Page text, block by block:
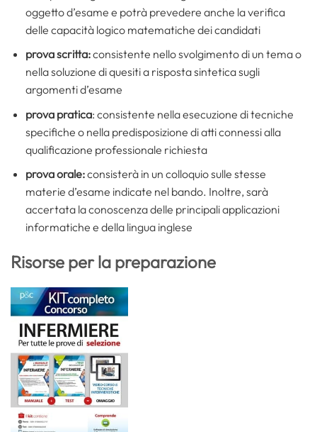
oggetto d’esame e potrà prevedere anche la verifica
delle capacità logico matematiche dei candidati
prova scritta:consistente nello svolgimento di un tema o
nella soluzione di quesiti a risposta sintetica sugli
argomenti d’esame
prova pratica: consistente nella esecuzione di tecniche
specifiche o nella predisposizione di atti connessi alla
qualificazione professionale richiesta
prova orale:consisterà in un colloquio sulle stesse
materie d’esame indicate nel bando. Inoltre, sarà
accertata la conoscenza delle principali applicazioni
informatiche e della lingua inglese
Risorse per la preparazione